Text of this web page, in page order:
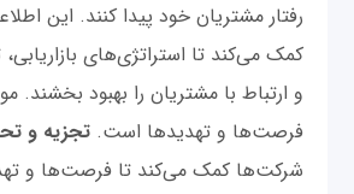
رفتار مشتریان خود پیدا کنند. این
کمک می‌کند تا استراتژی‌های
و ارتباط با مشتریان را بهبود بخشند.
فرصت‌ها و تهدیدها است.تجزیه و
شرکت‌ها کمک می‌کند تا فرصت‌ها و